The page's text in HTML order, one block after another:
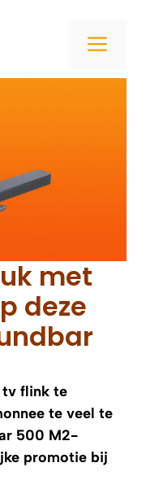
met
deze
tv flink te
te veel te
500 M2-
promotie bij